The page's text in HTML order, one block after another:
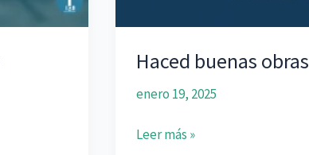
Haced buenas obras
enero 19, 2025
Haced
Leer más »